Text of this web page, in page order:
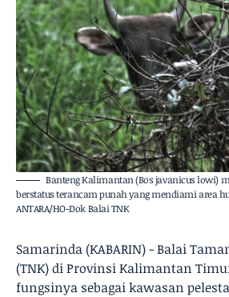
Banteng Kalimantan (Bos javanicus lowi)
berstatus terancam punah yang mendiami area
ANTARA/HO-Dok Balai TNK
Samarinda (KABARIN) - Balai
(TNK) di Provinsi Kalimantan
fungsinya sebagai kawasan